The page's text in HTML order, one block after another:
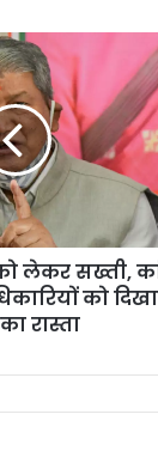
लेकर सख्ती,
को
रास्ता